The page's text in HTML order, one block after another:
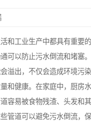
和工业生产中都具有重要的
可以防止污水倒流和堵塞
溢出，不仅会造成环境污
和健康。在家庭中，厨房
容易被食物残渣、头发和
管道可以避免污水倒流，